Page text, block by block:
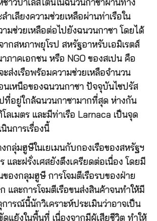
าวปาเลสไตน์ในฉนวนกาซาผ่านทาง
ำเลียงความช่วยเหลือผ่านท่าเรือใน
ามช่วยเหลือต่อไปยังฉนวนกาซา โดยได้
กสหภาพยุโรป สหรัฐอาหรับเอมิเรตส์
ภาคเอกชน หรือ NGO ของสเปน คือ
ะส่งเรือพร้อมความช่วยเหลือจำนวน
เหนือของฉนวนกาซา ปัจจุบันไซปรัส
ปที่อยู่ใกล้ฉนวนกาซามากที่สุด ห่างกัน
เมตร และมีท่าเรือ Larnaca เป็นจุด
นการเรื่องนี้
กลุ่มฮูษีในเยเมนกับกองเรือของสหรัฐฯ
และฝรั่งเศสยังตึงเครียดต่อเนื่อง โดยมี
องกลุมฮูษี การโจมตีเรือรบของฝ่าย
และการโจมตีเรือขนส่งสินค้าจนทำให้มี
การณ์นี้นักวิเคราะห์ประเมินว่าอาจเป็น
แย้งในพื้นที่ เนื่องจากมีผู้เสียชีวิต ทำให้